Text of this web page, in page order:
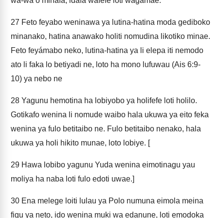
27 Feto feyabo weninawa ya lutina-hatina moda gediboko
minanako, hatina anawako holiti nomudina likotiko minae.
Feto feyámabo neko, lutina-hatina ya li elepa iti nemodo
ato li faka lo betiyadi ne, loto ha mono lufuwau (Ais 6:9-
10) ya nebo ne
28 Yagunu hemotina ha lobiyobo ya holifefe loti holilo.
Gotikafo wenina li nomude waibo hala ukuwa ya eito feka
wenina ya fulo betitaibo ne. Fulo betitaibo nenako, hala
ukuwa ya holi hikito munae, loto lobiye. [
29 Hawa lobibo yagunu Yuda wenina eimotinagu yau
moliya ha naba loti fulo edoti uwae.]
30 Ena melege loiti lulau ya Polo numuna eimola meina
figu ya neto, ido wenina muki wa edanune, loti emodoka